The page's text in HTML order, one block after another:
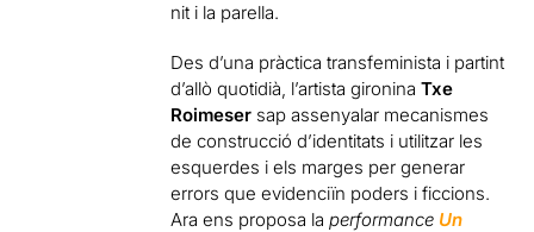
nit i la parella.
Des d’una pràctica transfeminista i partint
d’allò quotidià, l’artista gironinaTxe
Roimeser sap assenyalar mecanismes
de construcció d’identitats i utilitzar les
esquerdes i els marges per generar
errors que evidenciïn poders i ficcions.
Ara ens proposa laperformance Un